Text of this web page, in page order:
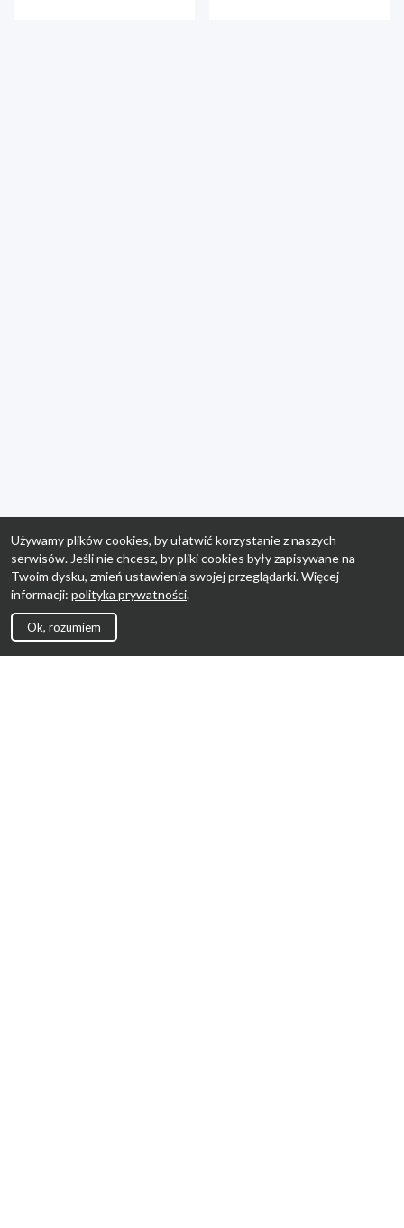
Używamy plików cookies, by ułatwić korzystanie z naszych
serwisów. Jeśli nie chcesz, by pliki cookies były zapisywane na
Twoim dysku, zmień ustawienia swojej przeglądarki. Więcej
informacji: polityka prywatności.
Ok, rozumiem